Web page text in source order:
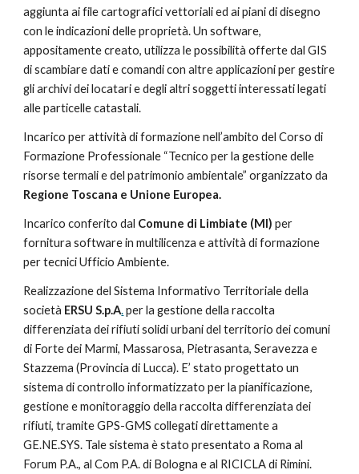
aggiunta ai file cartografici vettoriali ed ai piani di disegno
con le indicazioni delle proprietà. Un software,
appositamente creato, utilizza le possibilità offerte dal GIS
di scambiare dati e comandi con altre applicazioni per gestire
gli archivi dei locatari e degli altri soggetti interessati legati
alle particelle catastali.
Incarico per attività di formazione nell’ambito del Corso di
Formazione Professionale “Tecnico per la gestione delle
Regione Toscana e Unione Europea.
Incarico conferito dal Comune di Limbiate (MI) per
fornitura software in multilicenza e attività di formazione
per tecnici Ufficio Ambiente.
Realizzazione del Sistema Informativo Territoriale della
società ERSU S.p.A. per la gestione della raccolta
differenziata dei rifiuti solidi urbani del territorio dei comuni
di Forte dei Marmi, Massarosa, Pietrasanta, Seravezza e
Stazzema (Provincia di Lucca). E’ stato progettato un
sistema di controllo informatizzato per la pianificazione,
gestione e monitoraggio della raccolta differenziata dei
rifiuti, tramite GPS-GMS collegati direttamente a
GE.NE.SYS. Tale sistema è stato presentato a Roma al
Forum P.A., al Com P.A. di Bologna e al RICICLA di Rimini.